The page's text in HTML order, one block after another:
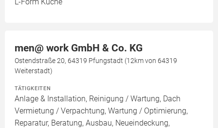
men@ work GmbH & Co. KG
Ostendstraße 20, 64319 Pfungstadt (12km von 64319
Weiterstadt)
TÄTIGKEITEN
Anlage & Installation, Reinigung / Wartung, Dach
Vermietung / Verpachtung, Wartung / Optimierung,
Reparatur, Beratung, Ausbau, Neueindeckung,